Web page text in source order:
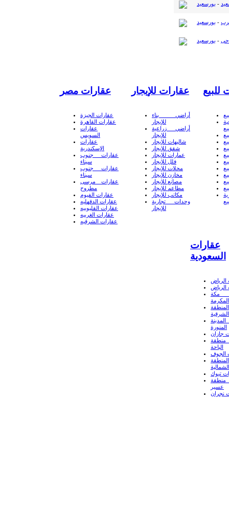
- بورسعيد
- بورسعيد
- بورسعيد
للبيع عقارات للإيجار
أراضي بناء
للإيجار
أراضي زراعية
للإيجار
شاليهات للإيجار
شقق للإيجار
عمارات للإيجار
فلل للإيجار
محلات للإيجار
مخازن للإيجار
مصانع للإيجار
مطاعم للإيجار
مكاتب للإيجار
وحدات تجارية
للإيجار
عقارات مصر
عقارات الجيزة
عقارات القاهرة
عقارات
السويس
عقارات
الإسكندرية
عقارات جنوب
سيناء
عقارات جنوب
سيناء
عقارات مرسى
مطروح
عقارات الفيوم
عقارات الدقهليه
عقارات القليوبيه
عقارات الغربيه
عقارات الشرقيه
عقارات
السعودية
الرياض
الرياض
مكة
المكرمة
الشرقية
المنورة
جازان
منطقة
الباحة
الجوف
الشمالية
تبوك
منطقة
عسير
نجران